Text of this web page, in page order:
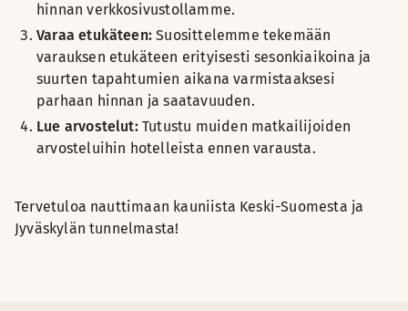
hinnan verkkosivustollamme.
Varaa etukäteen: Suosittelemme tekemään
varauksen etukäteen erityisesti sesonkiaikoina ja
suurten tapahtumien aikana varmistaaksesi
parhaan hinnan ja saatavuuden.
Lue arvostelut:Tutustu muiden matkailijoiden
arvosteluihin hotelleista ennen varausta.
Tervetuloa nauttimaan kauniista Keski-Suomesta ja
Jyväskylän tunnelmasta!